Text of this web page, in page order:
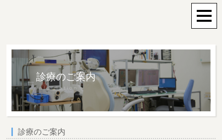
診療のご案内
Information
診療のご案内